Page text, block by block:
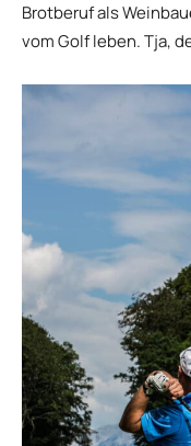
Brotberuf als
vom Golf leben. Tja,